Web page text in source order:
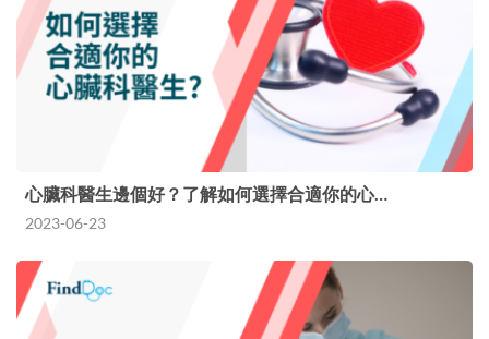
心臟科醫生邊個好？了解如何選擇合適你的心…
2023-06-23